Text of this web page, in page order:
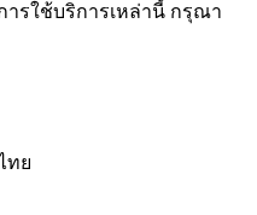
รใช้บริการเหล่านี้ กรุณา
ทย